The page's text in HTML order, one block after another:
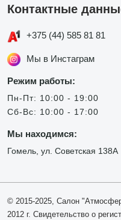
Контактные
+375 (44) 585 81 81
Мы в Инстаграм
Режим работы:
Пн-Пт: 10:00 - 19:00
Сб-Вс: 10:00 - 17:00
Мы находимся:
Гомель, ул. Советская 138А
© 2015-2025, Салон
2012 г. Свидетельство о